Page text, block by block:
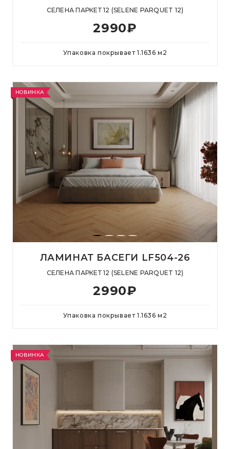
СЕЛЕНА ПАРКЕТ 12 (SELENE PARQUET 12)
2990₽
Упаковка покрывает 1.1636 м 2
НОВИНКА
ЛАМИНАТ БАСЕГИ LF504-26
СЕЛЕНА ПАРКЕТ 12 (SELENE PARQUET 12)
2990₽
Упаковка покрывает 1.1636 м 2
НОВИНКА